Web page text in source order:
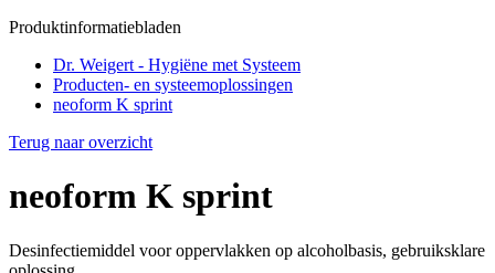
Produktinformatiebladen
Dr. Weigert - Hygiëne met Systeem
Producten- en systeemoplossingen
neoform K sprint
Terug naar overzicht
neoform K sprint
Desinfectiemiddel voor oppervlakken op alcoholbasis, gebruiksklare